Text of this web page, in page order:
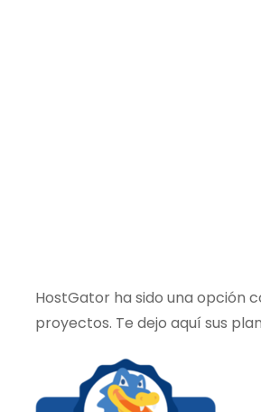
HostGator ha sido una opción
proyectos. Te dejo aquí sus